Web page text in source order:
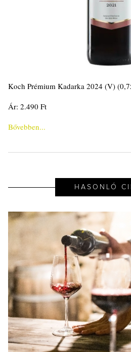
Koch Prémium Kadarka 2024 (V)
Ár: 2.490 Ft
Bővebben...
HASONLÓ